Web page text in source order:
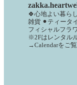
🍀心地よい暮ら
雑貨 ⚫︎ティータ
フィシャルフラ
※2Fはレンタル
→Calendarをご